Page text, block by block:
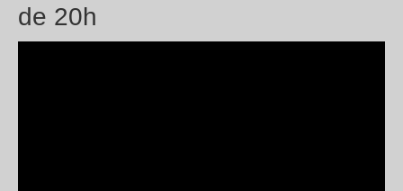
de 20h